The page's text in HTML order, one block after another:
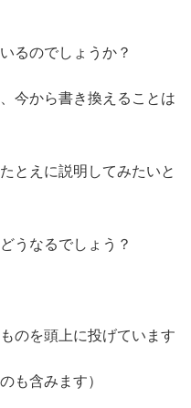
るのでしょうか？
今から書き換えることは
とえに説明してみたいと
うなるでしょう？
のを頭上に投げています
も含みます）